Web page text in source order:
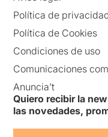
Política de
Política de Cookies
Condiciones de uso
Comunicaciones
Anuncia’t
Quiero recibir la
las novedades,